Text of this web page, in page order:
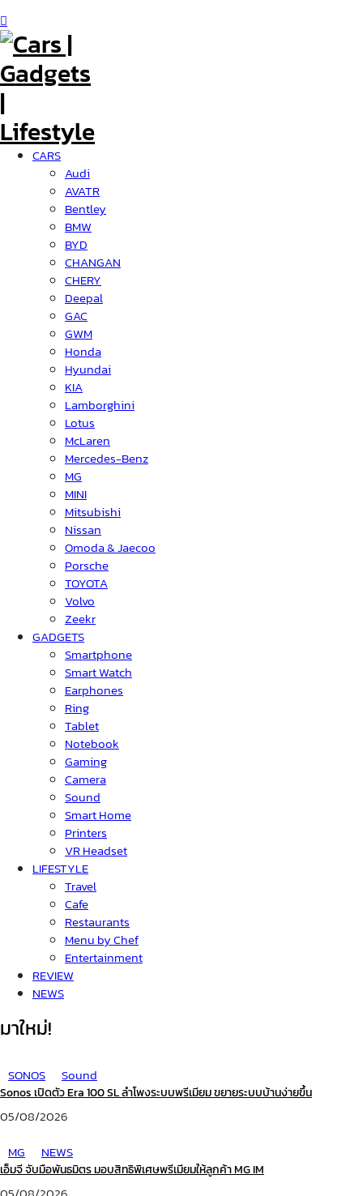
CARS
Audi
AVATR
Bentley
BMW
BYD
CHANGAN
CHERY
Deepal
GAC
GWM
Honda
Hyundai
KIA
Lamborghini
Lotus
McLaren
Mercedes-Benz
MG
MINI
Mitsubishi
Nissan
Omoda & Jaecoo
Porsche
TOYOTA
Volvo
Zeekr
GADGETS
Smartphone
Smart Watch
Earphones
Ring
Tablet
Notebook
Gaming
Camera
Sound
Smart Home
Printers
VR Headset
LIFESTYLE
Travel
Cafe
Restaurants
Menu by Chef
Entertainment
REVIEW
NEWS
มาใหม่!
SONOS Sound
Sonos เปิดตัว Era 100 SL ลำโพงระบบพรีเมียม ขยายระบบบ้านง่ายขึ้น
05/08/2026
MG
NEWS
เอ็มจี จับมือพันธมิตร มอบสิทธิพิเศษพรีเมียมให้ลูกค้า MG IM